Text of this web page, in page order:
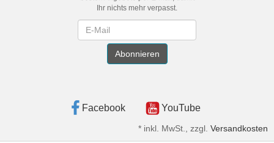
Ihr nichts mehr verpasst.
Abonnieren
Facebook YouTube
* inkl. MwSt., zzgl. Versandkosten